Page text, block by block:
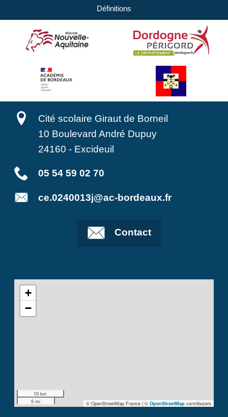
Définitions
Cité scolaire Giraut de Borneil
10 Boulevard André Dupuy
24160 - Excideuil
05 54 59 02 70
ce.0240013j@ac-bordeaux.fr
Contact
+
−
10 km
5 mi
© OpenStreetMap France | ©OpenStreetMap contributors